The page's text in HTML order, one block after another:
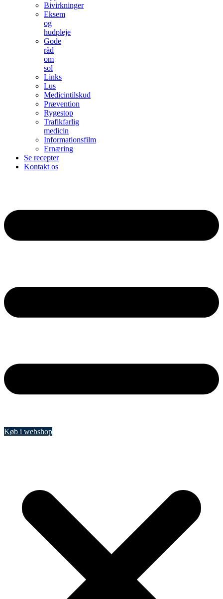
Bivirkninger
Eksem
og
hudpleje
Gode
råd
om
sol
Links
Lus
Medicintilskud
Prævention
Rygestop
Trafikfarlig
medicin
Informationsfilm
Ernæring
Se recepter
Kontakt os
Køb i webshop